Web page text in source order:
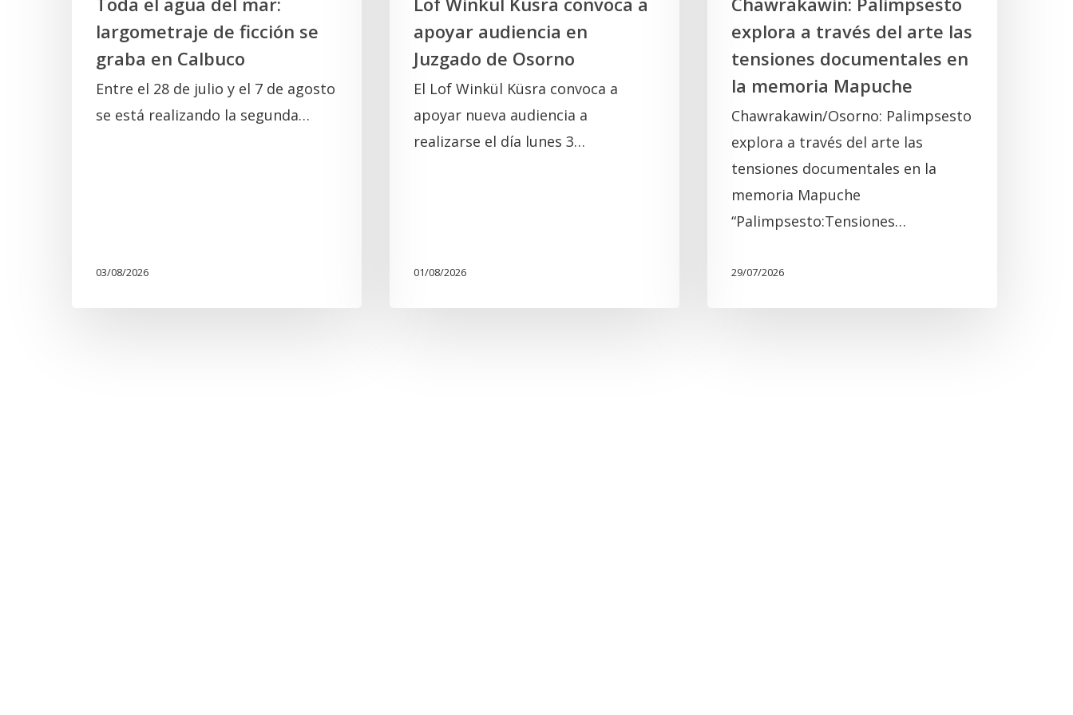
Calbuco
largometraje de ficción se
graba en Calbuco
Entre el 28 de julio y el 7 de agosto
se está realizando la segunda…
03/08/2026
apoyar audiencia en
Juzgado de Osorno
El Lof Winkül Küsra convoca a
apoyar nueva audiencia a
realizarse el día lunes 3…
01/08/2026
memoria
Mapuche
explora a través del arte las
tensiones documentales en
la memoria Mapuche
Chawrakawin/Osorno: Palimpsesto
explora a través del arte las
tensiones documentales en la
memoria Mapuche
“Palimpsesto:Tensiones…
29/07/2026